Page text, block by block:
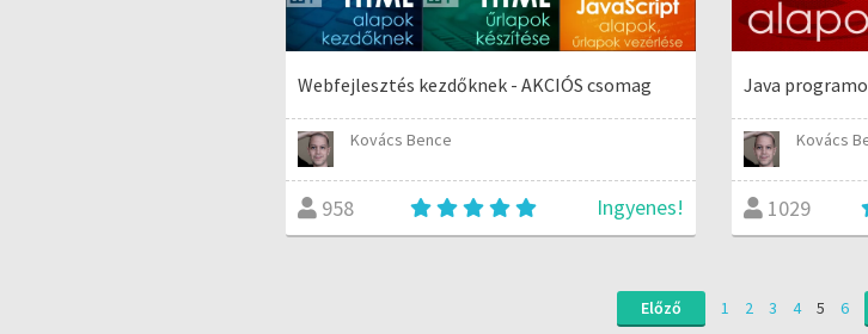
Webfejlesztés kezdőknek - AKCIÓS csomag
Kovács Bence
958 Ingyenes!
Java
Kovács
1029
Előző 1 2 3 4 5 6